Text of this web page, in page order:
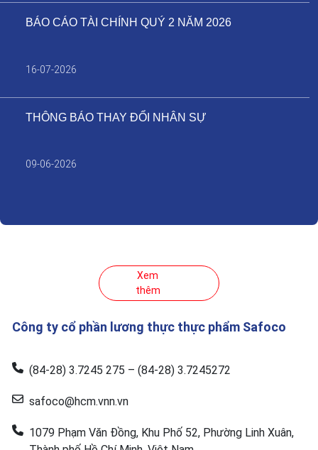
16-07-2026
BÁO CÁO TÀI CHÍNH QUÝ 2 NĂM 2026
09-06-2026
THÔNG BÁO THAY ĐỔI NHÂN SỰ
Xem
thêm
Công ty cổ phần lương thực thực phẩm Safoco
(84-28) 3.7245 275 – (84-28) 3.7245272
safoco@hcm.vnn.vn
1079 Phạm Văn Đồng, Khu Phố 52, Phường Linh Xuân,